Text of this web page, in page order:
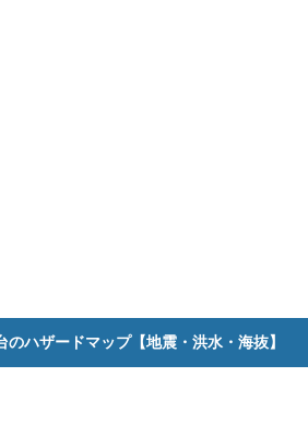
ハザードマップ【地震・洪水・海抜】